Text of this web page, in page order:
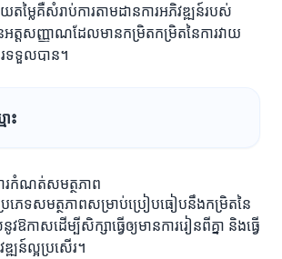
តម្លៃគឺសំរាប់ការតាមដានការអភិវឌ្ឍន៍របស់
តសញ្ញាណដែលមានកម្រិតកម្រិតនៃការវាយ
រទទួលបាន។
ះ
ារកំណត់សមត្ថភាព
ប្រភេទសមត្ថភាពសម្រាប់ប្រៀបធៀបនឹងកម្រិតនៃ
វឱកាសដើម្បីសិក្សាធ្វើឲ្យមានការរៀនពីគ្នា និងធ្វើ
ឍន៍ល្អប្រសើរ។